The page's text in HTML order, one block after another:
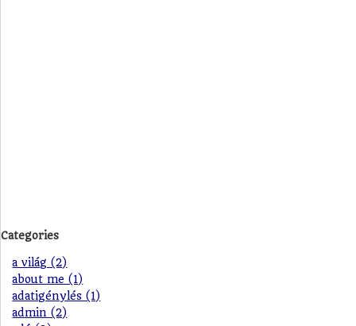
Categories
a világ (2)
about me (1)
adatigénylés (1)
admin (2)